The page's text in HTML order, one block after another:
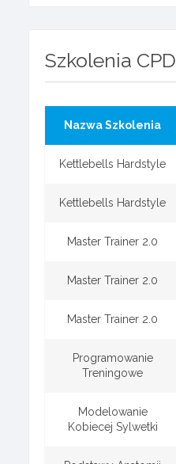
Szkolenia CPD
Nazwa Szkolenia
Kettlebells Hardstyle
Kettlebells Hardstyle
Master Trainer 2.0
Master Trainer 2.0
Master Trainer 2.0
Programowanie
Treningowe
Modelowanie
Kobiecej Sylwetki